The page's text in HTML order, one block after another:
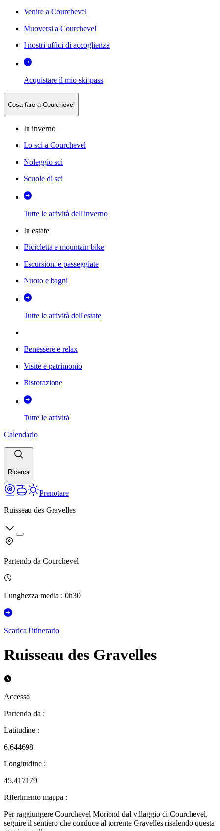
Venire a Courchevel
Muoversi a Courchevel
I nostri uffici di accoglienza
Acquistare il mio ski-pass
Cosa fare a Courchevel
In inverno
Lo sci a Courchevel
Noleggio sci
Scuole di sci
Tutte le attività dell'inverno
In estate
Bicicletta e mountain bike
Escursioni e passeggiate
Nuoto e bagni
Tutte le attività dell'estate
Benessere e relax
Visite e patrimonio
Ristorazione
Tutte le attività
Calendario
Ricerca
Prenotare
Ruisseau des Gravelles
Partendo da Courchevel
Lunghezza media : 0h30
Scarica l'itinerario
Ruisseau des Gravelles
Accesso
Partendo da :
Latitudine :
6.644698
Longitudine :
45.417179
Riferimento mappa :
Per raggiungere Courchevel Moriond dal villaggio di Courchevel,
seguire il sentiero che conduce al torrente Gravelles risalendo questa